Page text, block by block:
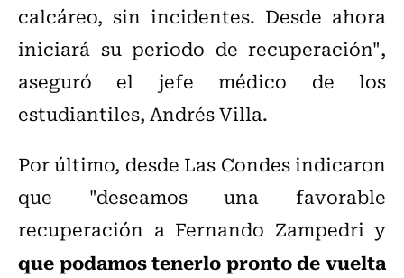
calcáreo, sin incidentes. Desde ahora
iniciará su periodo de recuperación",
aseguró el jefe médico de los
estudiantiles, Andrés Villa.
Por último, desde Las Condes indicaron
que "deseamos una favorable
recuperación a Fernando Zampedri y
que podamos tenerlo pronto de vuelta